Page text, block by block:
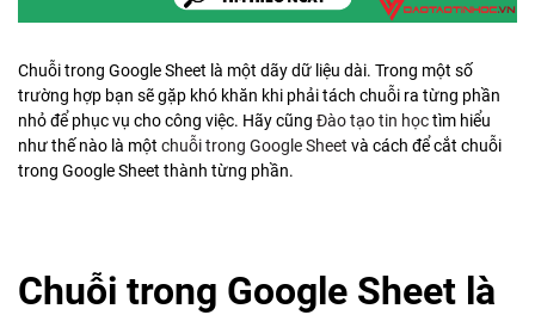
Chuỗi trong Google Sheet là một dãy dữ liệu dài. Trong một số
trường hợp bạn sẽ gặp khó khăn khi phải tách chuỗi ra từng phần
nhỏ để phục vụ cho công việc. Hãy cũng Đào tạo tin họctìm hiểu
như thế nào là một chuỗi trong Google Sheet và cách để cắt chuỗi
trong Google Sheet thành từng phần.
Chuỗi trong Google Sheet là